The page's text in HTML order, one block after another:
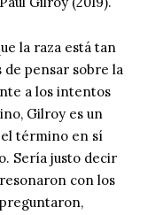
la raza está tan
de pensar sobre la
a los intentos
Gilroy es un
término en sí
Sería justo decir
con los